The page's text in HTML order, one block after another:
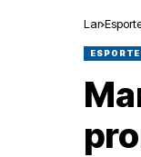
Lar